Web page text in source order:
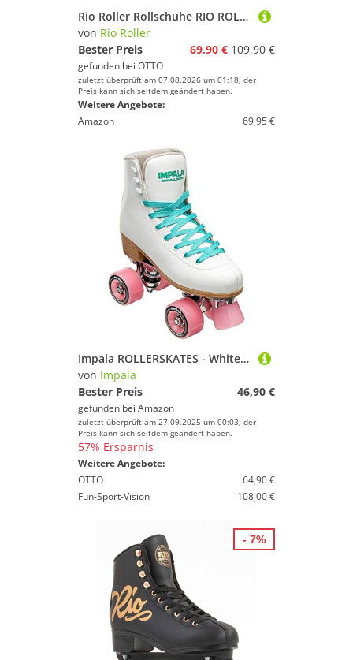
Rio Roller Rollschuhe RIO ROLLER SCRIPT Rollschuh teal/coral
von Rio Roller
Bester Preis
69,90 € 109,90 €
gefunden bei OTTO
zuletzt überprüft am 07.08.2026 um 01:18; der
Preis kann sich seitdem geändert haben.
Weitere Angebote:
Amazon
69,95 €
Impala ROLLERSKATES - White - (US 9 / EU 40 / UK 7)
von Impala
Bester Preis
46,90 €
gefunden bei Amazon
zuletzt überprüft am 27.09.2025 um 00:03; der
Preis kann sich seitdem geändert haben.
57% Ersparnis
Weitere Angebote:
OTTO
64,90 €
Fun-Sport-Vision
108,00 €
- 7%